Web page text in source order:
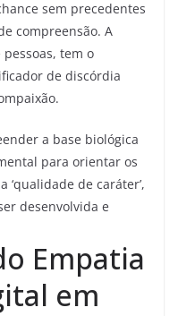
sem precedentes
compreensão. A
tem o
de discórdia
a base biológica
para orientar os
‘qualidade de caráter’,
desenvolvida e
Empatia
em